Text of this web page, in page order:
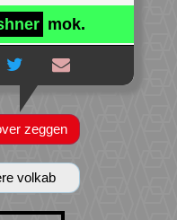
mok.
zeggen
volkab